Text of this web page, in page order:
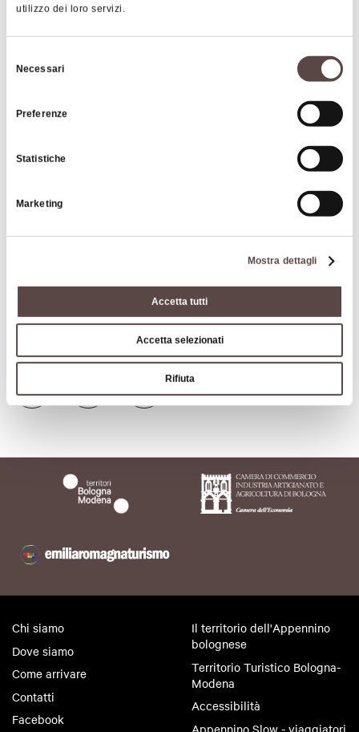
utilizzo dei loro servizi.
delNecessari
Preferenze
Statistiche
Marketing
Mostra dettagli
Accetta tutti
Accetta selezionati
Rifiuta
contributors © CARTO
Via Gasperini 22
Chi siamo
Dove siamo
Come arrivare
Contatti
Facebook
Il territorio dell'Appennino
bolognese
Territorio Turistico Bologna-
Modena
Accessibilità
Appennino Slow - viaggiatori